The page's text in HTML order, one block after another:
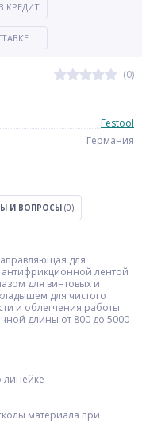
(0)
Festool
Германия
И ВОПРОСЫ (0)
для
лентой
для винтовых и
для чистого
и облегчения работы.
длины от 800 до 5000
линейке
материала при